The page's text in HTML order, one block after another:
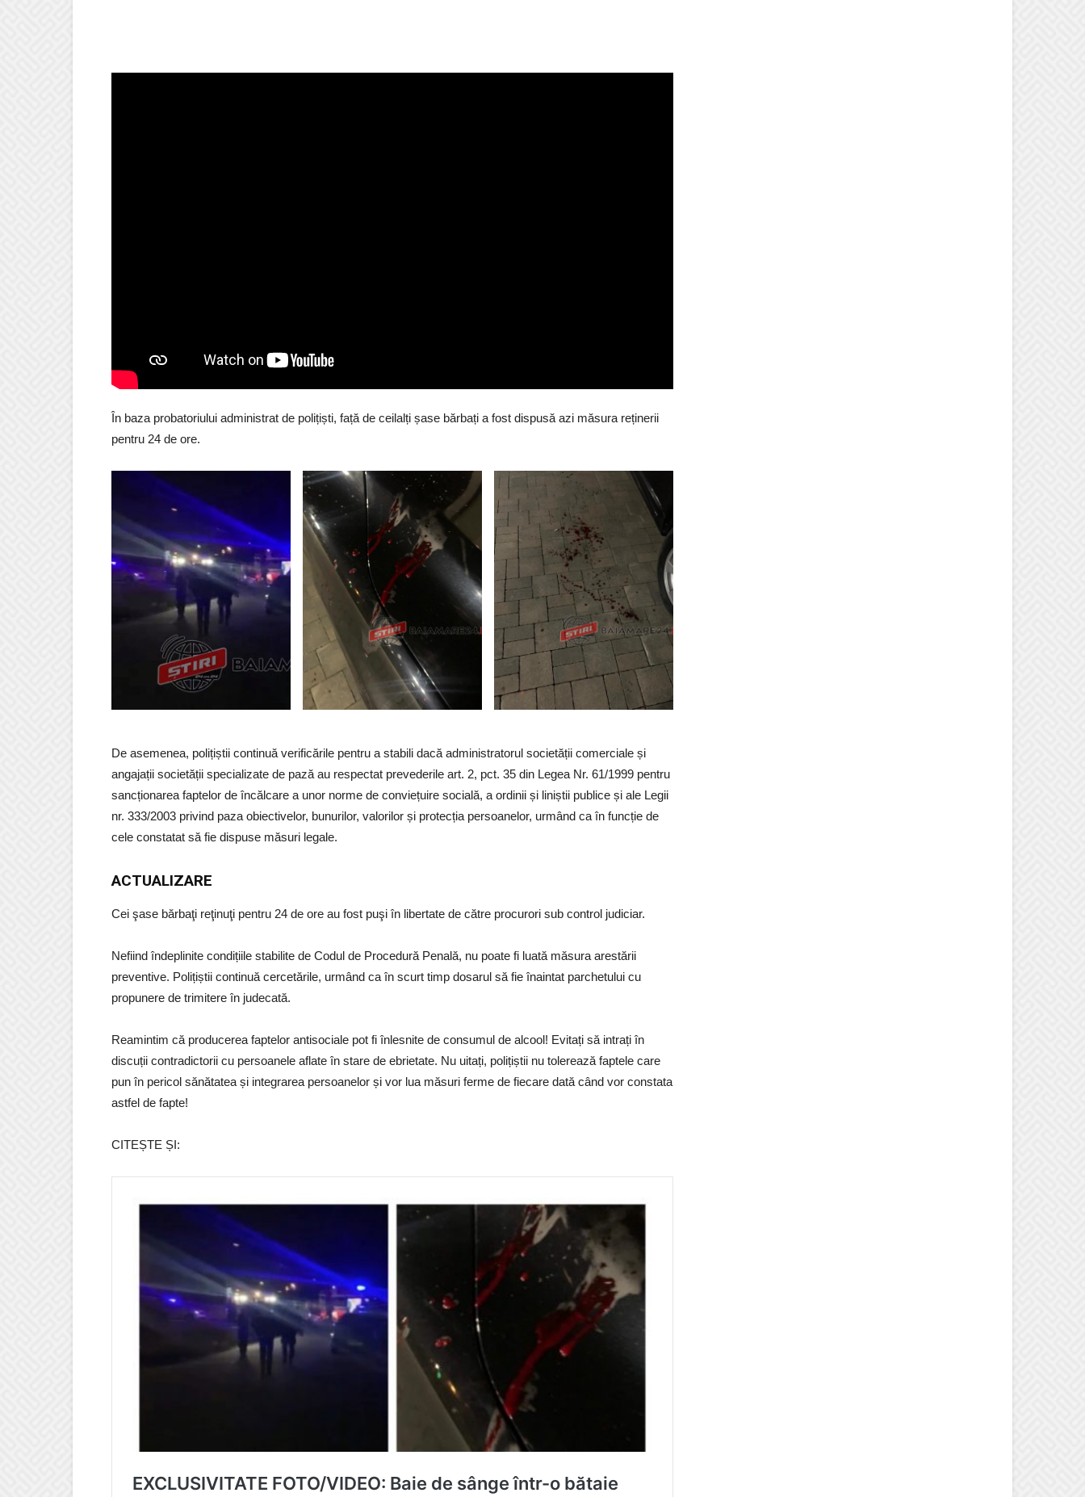
În baza probatoriului administrat de polițiști, față de ceilalți șase bărbați a fost dispusă azi măsura reținerii
pentru 24 de ore.
De asemenea, polițiștii continuă verificările pentru a stabili dacă administratorul societății comerciale și
angajații societății specializate de pază au respectat prevederile art. 2, pct. 35 din Legea Nr. 61/1999 pentru
sancționarea faptelor de încălcare a unor norme de conviețuire socială, a ordinii și liniștii publice și ale Legii
nr. 333/2003 privind paza obiectivelor, bunurilor, valorilor și protecția persoanelor, urmând ca în funcție de
cele constatat să fie dispuse măsuri legale.
ACTUALIZARE
Cei şase bărbaţi reţinuţi pentru 24 de ore au fost puşi în libertate de către procurori sub control judiciar.
Nefiind îndeplinite condițiile stabilite de Codul de Procedură Penală, nu poate fi luată măsura arestării
preventive. Polițiștii continuă cercetările, urmând ca în scurt timp dosarul să fie înaintat parchetului cu
propunere de trimitere în judecată.
Reamintim că producerea faptelor antisociale pot fi înlesnite de consumul de alcool! Evitați să intrați în
discuții contradictorii cu persoanele aflate în stare de ebrietate. Nu uitați, polițiștii nu tolerează faptele care
pun în pericol sănătatea și integrarea persoanelor și vor lua măsuri ferme de fiecare dată când vor constata
astfel de fapte!
CITEȘTE ȘI: